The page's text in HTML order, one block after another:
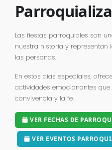
Las fiestas parroquiales son
nuestra historia y
las personas.
En estos días especiales,
actividades emocionantes
convivencia y la fe.
VER FECHAS DE
VER EVENTOS